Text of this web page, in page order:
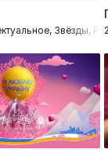
Звёзды,